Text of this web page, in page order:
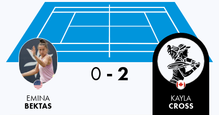
USA
EMINA
BEKTAS
0 - 2
KAYLA
CROSS